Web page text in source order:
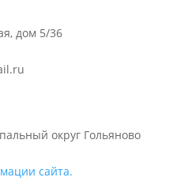
дом 5/36
округ Гольяново
сайта.